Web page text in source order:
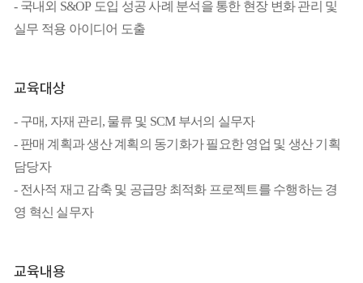
- 국내외 S&OP 도입 성공 사례 분석을 통한 현장 변화 관리 및
실무 적용 아이디어 도출
교육대상
- 구매, 자재 관리, 물류 및 SCM 부서의 실무자
- 판매 계획과 생산 계획의 동기화가 필요한 영업 및 생산 기획
담당자
- 전사적 재고 감축 및 공급망 최적화 프로젝트를 수행하는 경
영 혁신 실무자
교육내용